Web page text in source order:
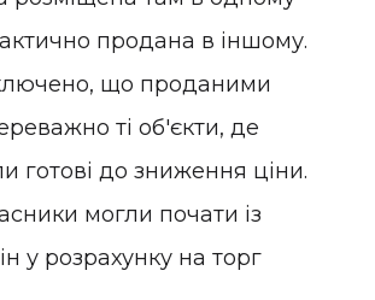
продана в іншому.
що проданими
ті об'єкти, де
готові до зниження ціни.
могли почати із
у розрахунку на торг